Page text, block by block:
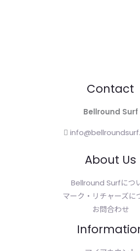
Contact
Bellround Surf
About Us
Bellround Surfにつ
マーク・リチャーズに
お問合わせ